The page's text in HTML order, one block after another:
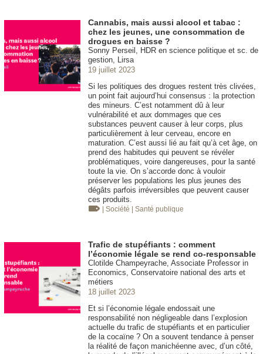
Cannabis, mais aussi alcool et tabac :
chez les jeunes, une consommation de
drogues en baisse ?
Sonny Perseil, HDR en science politique et sc. de
gestion, Lirsa
19 juillet 2023
Si les politiques des drogues restent très clivées,
un point fait aujourd’hui consensus : la protection
des mineurs. C’est notamment dû à leur
vulnérabilité et aux dommages que ces
substances peuvent causer à leur corps, plus
particulièrement à leur cerveau, encore en
maturation. C’est aussi lié au fait qu’à cet âge, on
prend des habitudes qui peuvent se révéler
problématiques, voire dangereuses, pour la santé
toute la vie. On s’accorde donc à vouloir
préserver les populations les plus jeunes des
dégâts parfois irréversibles que peuvent causer
ces produits.
| Société | Santé publique
Trafic de stupéfiants : comment
l’économie légale se rend co-responsable
Clotilde Champeyrache, Associate Professor in
Economics, Conservatoire national des arts et
métiers
18 juillet 2023
Et si l’économie légale endossait une
responsabilité non négligeable dans l’explosion
actuelle du trafic de stupéfiants et en particulier
de la cocaïne ? On a souvent tendance à penser
la réalité de façon manichéenne avec, d’un côté,